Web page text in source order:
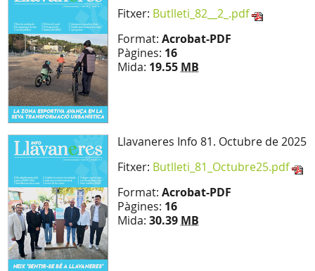
Fitxer: Butlleti_82__2_.pdf
Format: Acrobat-PDF
Pàgines: 16
Mida: 19.55 MB
Llavaneres Info 81. Octubre de 2025
Fitxer: Butlleti_81_Octubre25.pdf
Format: Acrobat-PDF
Pàgines: 16
Mida: 30.39 MB